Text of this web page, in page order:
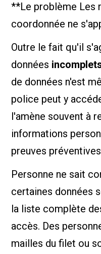
**Le problème Les
coordonnée ne
Outre le fait qu'il
données
de données n'est
police peut y
l'amène souvent à
informations
preuves
Personne ne sait
certaines données
la liste complète
accès. Des
mailles du filet ou